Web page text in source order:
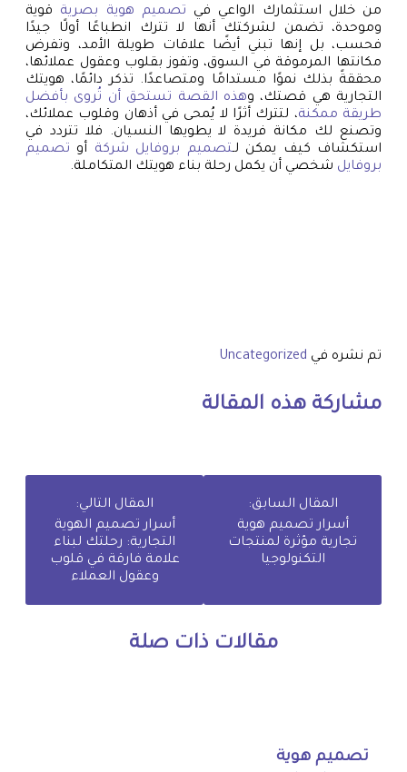
من خلال استثمارك الواعي في تصميم هوية بصرية قوية
وموحدة، تضمن لشركتك أنها لا تترك انطباعًا أولًا جيدًا
فحسب، بل إنها تبني أيضًا علاقات طويلة الأمد، وتفرض
مكانتها المرموقة في السوق، وتفوز بقلوب وعقول عملائها،
محققةً بذلك نموًا مستدامًا ومتصاعدًا. تذكر دائمًا، هويتك
التجارية هي قصتك، وهذه القصة تستحق أن تُروى بأفضل
طريقة ممكنة، لتترك أثرًا لا يُمحى في أذهان وقلوب عملائك،
وتصنع لك مكانة فريدة لا يطويها النسيان. فلا تتردد في
استكشاف كيف يمكن لـتصميم بروفايل شركة أو تصميم
بروفايل شخصي أن يكمل رحلة بناء هويتك المتكاملة.
تم نشره في Uncategorized
مشاركة هذه المقالة
المقال السابق:
أسرار تصميم هوية
تجارية مؤثرة لمنتجات
التكنولوجيا
المقال التالي:
أسرار تصميم الهوية
التجارية: رحلتك لبناء
علامة فارقة في قلوب
وعقول العملاء
مقالات ذات صلة
تصميم هوية